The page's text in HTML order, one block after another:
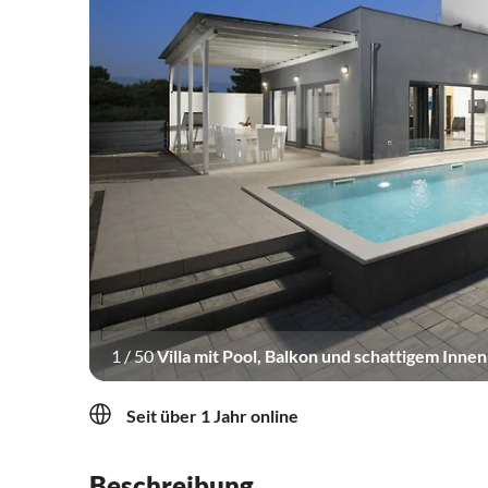
1 /50Villa mit Pool, Balkon und schattigem
Seit über 1 Jahr online